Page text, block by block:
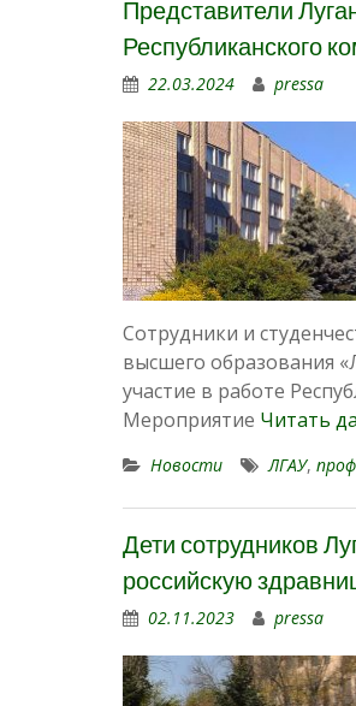
Представители
Республиканского
22.03.2024 pressa
Сотрудники и
высшего образования
участие в работе
Мероприятие Читать
Новости ЛГАУ,
Дети сотрудников
российскую
02.11.2023 pressa